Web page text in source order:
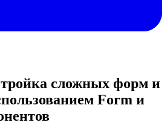
сложных форм и
Form и